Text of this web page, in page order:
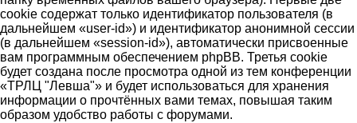
cookie содержат только идентификатор пользователя (в
дальнейшем «user-id») и идентификатор анонимной сессии
(в дальнейшем «session-id»), автоматически присвоенные
вам программным обеспечением phpBB. Третья cookie
будет создана после просмотра одной из тем конференции
«ТРЛЦ "Левша"» и будет использоваться для хранения
информации о прочтённых вами темах, повышая таким
образом удобство работы с форумами.